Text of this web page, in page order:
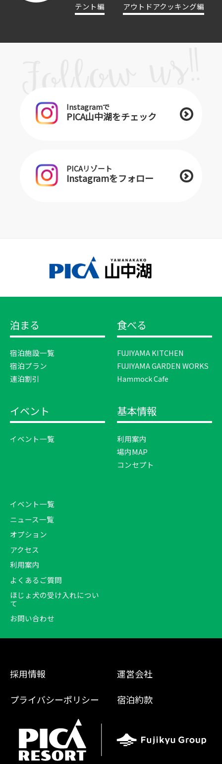
テント編
アウトドアクッキング編
Instagramで
PICA山中湖をチェック
PICAリゾート
Instagramをフォロー
泊まる
宿泊施設一覧
宿泊プラン
連泊割引
食べる
FUJIYAMA KITCHEN
FUJIYAMA GARDEN WORKS
Hammock Cafe
イベント
イベント一覧
基本情報
利用案内
場内MAP
コンセプト
イベント一覧
ニュース一覧
オプション
アクセス
利用案内
よくあるご質問
ほじょ犬の受け入れについ
て
お問い合わせ
採用情報 運営会社
プライバシーポリシー 宿泊約款